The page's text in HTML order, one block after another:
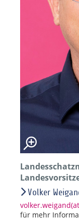
Volker
für mehr